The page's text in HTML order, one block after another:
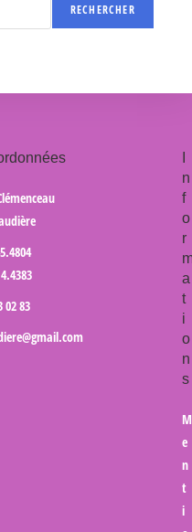
RECHERCHER
02 83
n
f
o
r
a
t
i
o
n
s
M
e
n
t
i